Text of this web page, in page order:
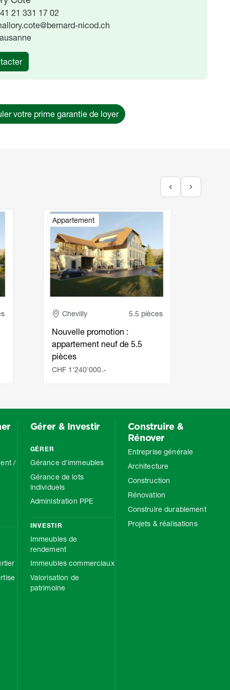
21 331 17 02
nicod.ch
votre prime garantie de loyer
Appartement
Image
Adresse
Chevilly 5.5 pièces
Nouvelle promotion :
appartement neuf de 5.5
pièces
CHF 1'240'000.-
/
Gérer & Investir
GÉRER
Gérance d'immeubles
Gérance de lots
individuels
Administration PPE
INVESTIR
Immeubles de
rendement
Immeubles commerciaux
Valorisation de
patrimoine
Construire &
Rénover
Entreprise générale
Architecture
Construction
Rénovation
Construire durablement
Projets & réalisations